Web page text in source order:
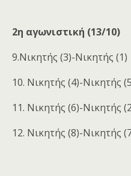
2η αγωνιστική (13/10)
9.Νικητής (3)-Νικητής (1)
10. Νικητής (4)-Νικητής
11. Νικητής (6)-Νικητής
12. Νικητής (8)-Νικητής